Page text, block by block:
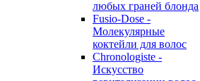
любых граней блонда
Fusio-Dose -
Молекулярные
коктейли для волос
Chronologiste -
Искусство